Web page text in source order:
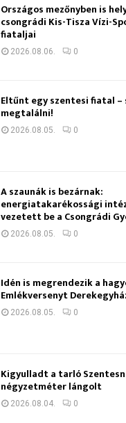
Országos mezőnyben is
csongrádi Kis-Tisza Vízi-
fiataljai
2026.08.06. 0
Eltűnt egy szentesi fiatal
megtalálni!
2026.08.05. 0
A szaunák is bezárnak:
energiatakarékossági
vezetett be a Csongrádi
2026.08.05. 0
Idén is megrendezik a
Emlékversenyt
2026.08.05. 0
Kigyulladt a tarló
négyzetméter lángolt
2026.08.04. 0